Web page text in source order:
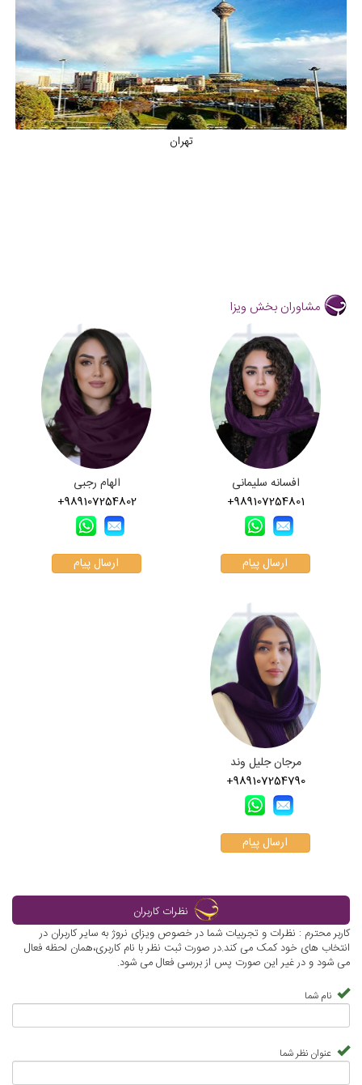
تهران
مشاوران بخش ویزا
افسانه سلیمانی
+989107254801
ارسال پیام
الهام رجبی
+989107254802
ارسال پیام
مرجان جلیل وند
+989107254790
ارسال پیام
نظرات کاربران
کاربر محترم : نظرات و تجربیات شما در خصوص ویزای نروژ به سایر کاربران در
انتخاب های خود کمک می کند.در صورت ثبت نظر با نام کاربری،همان لحظه فعال
می شود و در غیر این صورت پس از بررسی فعال می شود.
نام شما
عنوان نظر شما